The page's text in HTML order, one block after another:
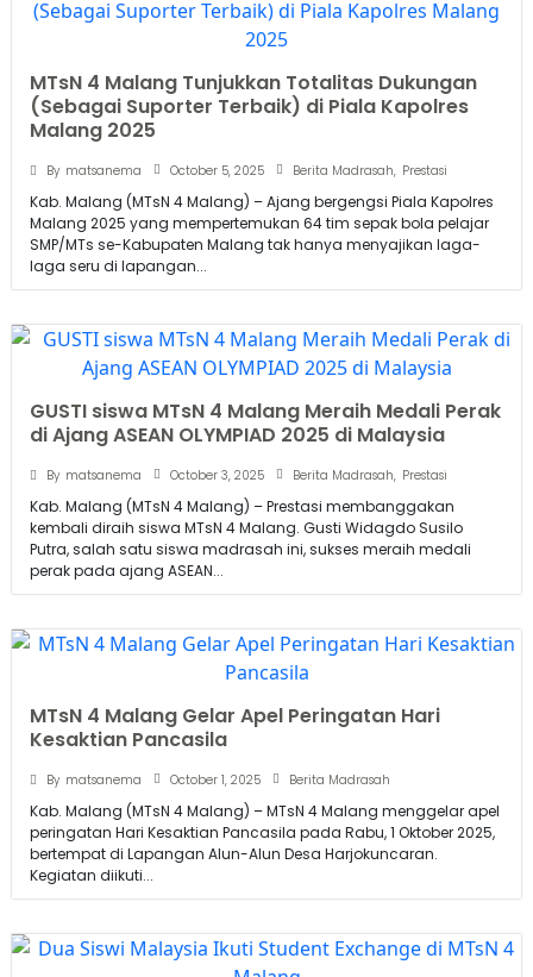
MTsN 4 Malang Tunjukkan Totalitas Dukungan
(Sebagai Suporter Terbaik) di Piala Kapolres
Malang 2025
By matsanema October 5, 2025 Berita Madrasah, Prestasi
Kab. Malang (MTsN 4 Malang) – Ajang bergengsi Piala Kapolres
Malang 2025 yang mempertemukan 64 tim sepak bola pelajar
SMP/MTs se-Kabupaten Malang tak hanya menyajikan laga-
laga seru di lapangan...
GUSTI siswa MTsN 4 Malang Meraih Medali Perak
di Ajang ASEAN OLYMPIAD 2025 di Malaysia
By matsanema October 3, 2025 Berita Madrasah, Prestasi
Kab. Malang (MTsN 4 Malang) – Prestasi membanggakan
kembali diraih siswa MTsN 4 Malang. Gusti Widagdo Susilo
Putra, salah satu siswa madrasah ini, sukses meraih medali
perak pada ajang ASEAN...
MTsN 4 Malang Gelar Apel Peringatan Hari
Kesaktian Pancasila
By matsanema October 1, 2025 Berita Madrasah
Kab. Malang (MTsN 4 Malang) – MTsN 4 Malang menggelar apel
peringatan Hari Kesaktian Pancasila pada Rabu, 1 Oktober 2025,
bertempat di Lapangan Alun-Alun Desa Harjokuncaran.
Kegiatan diikuti...